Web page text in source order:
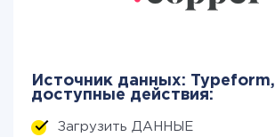
Источник данных: Typeform,
доступные действия:
Загрузить ДАННЫЕ